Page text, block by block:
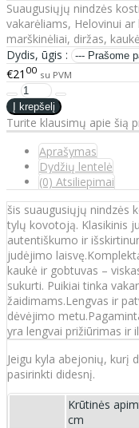
Suaugusiųjų nindzės
vakarėliams, Helovinui
marškinėliai, diržas,
Dydis, ūgis :
€21 00 su PVM
Turite klausimų apie šią
Aprašymas
Dydžių lentelė
(0) Atsiliepimai
šis suaugusiųjų nindzės
tylų kovotoją. Klasikinis
autentiškumo ir
judėjimo
kaukė ir gobtuvas –
sukurti. Puikiai tinka
žaidimams.Lengvas ir
dėvėjimo
yra lengvai prižiūrimas ir
Jeigu kyla abejonių, kurį
pasirinkti didesnį.
Krūtinės
cm